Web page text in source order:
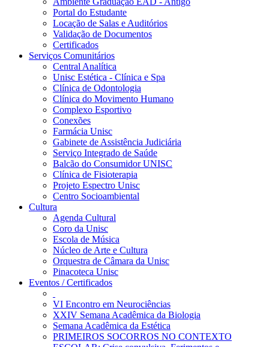
Portal do Estudante
Locação de Salas e Auditórios
Validação de Documentos
Certificados
Serviços Comunitários
Central Analítica
Unisc Estética - Clínica e Spa
Clínica de Odontologia
Clínica do Movimento Humano
Complexo Esportivo
Conexões
Farmácia Unisc
Gabinete de Assistência Judiciária
Serviço Integrado de Saúde
Balcão do Consumidor UNISC
Clínica de Fisioterapia
Projeto Espectro Unisc
Centro Socioambiental
Cultura
Agenda Cultural
Coro da Unisc
Escola de Música
Núcleo de Arte e Cultura
Orquestra de Câmara da Unisc
Pinacoteca Unisc
Eventos / Certificados
VI Encontro em Neurociências
XXIV Semana Acadêmica da Biologia
Semana Acadêmica da Estética
PRIMEIROS SOCORROS NO CONTEXTO